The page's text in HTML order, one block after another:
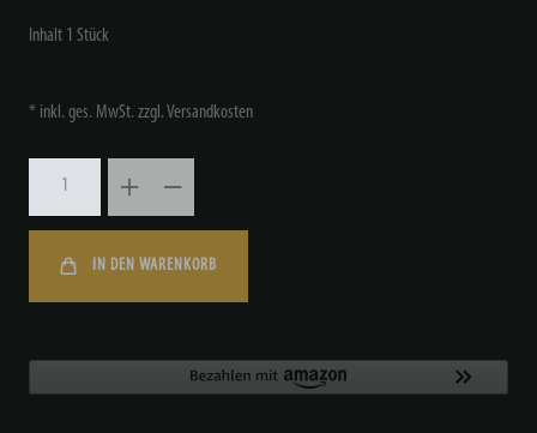
Inhalt 1 Stück
* inkl. ges. MwSt. zzgl.Versandkosten
IN DEN WARENKORB